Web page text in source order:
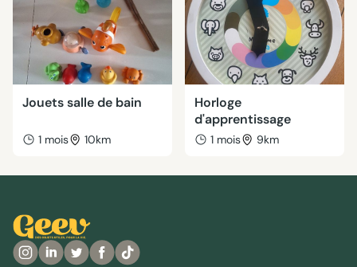
Jouets salle de bain
1 mois 10km
Horloge
d'apprentissage
1 mois 9km